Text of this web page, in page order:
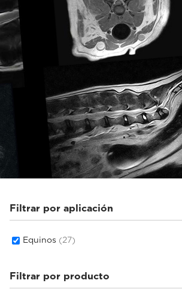
Filtrar por aplicación
Equinos (27)
Filtrar por producto